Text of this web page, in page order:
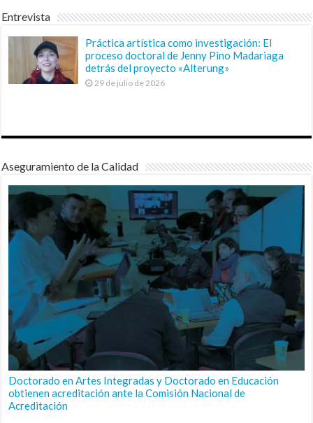
Entrevista
Práctica artística como investigación: El
proceso doctoral de Jenny Pino Madariaga
detrás del proyecto «Alterung»
29 de julio de 2026
Aseguramiento de la Calidad
Doctorado en Artes Integradas y Doctorado en Educación
obtienen acreditación ante la Comisión Nacional de
Acreditación